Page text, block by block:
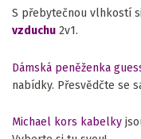
S přebytečnou vlhkostí
vzduchu 2v1.
Dámská peněženka
nabídky. Přesvědčte se
Michael kors kabelky